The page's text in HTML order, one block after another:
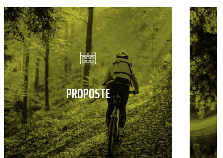
PROPOSTE